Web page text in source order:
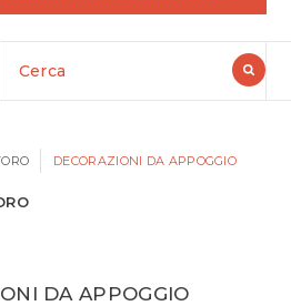
DECORAZIONI DA APPOGGIO
DA APPOGGIO